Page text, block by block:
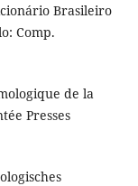
Brasileiro
Comp.
de la
Presses